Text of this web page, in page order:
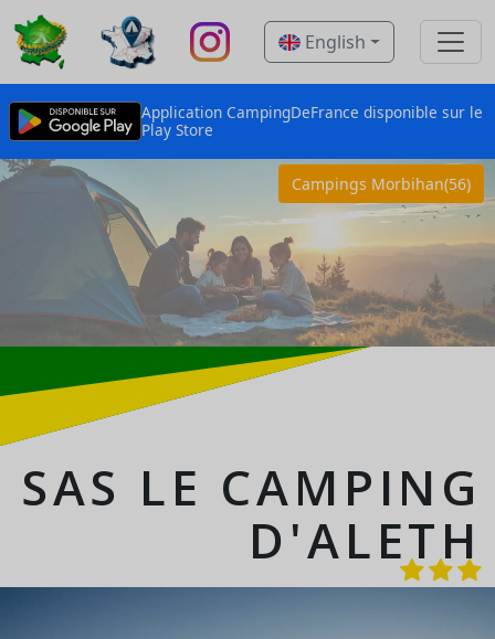
English
Application CampingDeFrance disponible sur le
Play Store
Campings Morbihan(56)
SAS LE CAMPING
D'ALETH